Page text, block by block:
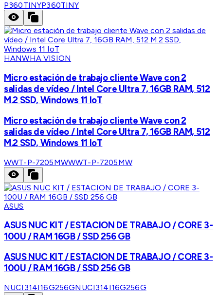
P360TINYP360TINY
HANWHA VISION
Micro estación de trabajo cliente Wave con 2
salidas de vídeo / Intel Core Ultra 7, 16GB RAM, 512
M.2 SSD, Windows 11 IoT
Micro estación de trabajo cliente Wave con 2
salidas de vídeo / Intel Core Ultra 7, 16GB RAM, 512
M.2 SSD, Windows 11 IoT
WWT-P-7205MWWWT-P-7205MW
ASUS
ASUS NUC KIT / ESTACION DE TRABAJO / CORE 3-
100U / RAM 16GB / SSD 256 GB
ASUS NUC KIT / ESTACION DE TRABAJO / CORE 3-
100U / RAM 16GB / SSD 256 GB
NUCI314I16G256GNUCI314I16G256G